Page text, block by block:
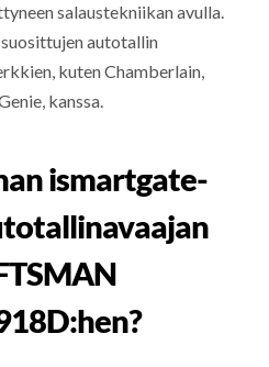
salaustekniikan avulla.
autotallin
kuten Chamberlain,
kanssa.
ismartgate-